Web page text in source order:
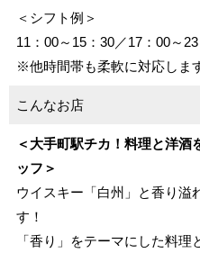
＜シフト例＞
11：00～15：30／17：00～
※他時間帯も柔軟に対応しま
こんなお店
＜大手町駅チカ！料理と洋酒
ッフ＞
ウイスキー「白州」と香り溢
す！
「香り」をテーマにした料